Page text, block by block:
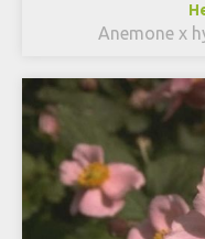
Anemone x